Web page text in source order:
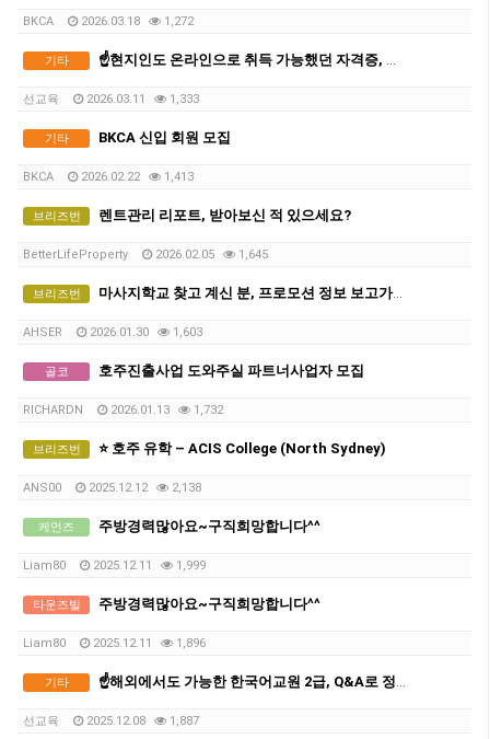
BKCA 2026.03.18 1,272
기타 ☝️현지인도 온라인으로 취득 가능했던 자격증, 곧 방식 바뀝니다
선교육 2026.03.11 1,333
기타 BKCA 신입 회원 모집
BKCA 2026.02.22 1,413
브리즈번 렌트관리 리포트, 받아보신 적 있으세요?
BetterLifeProperty 2026.02.05 1,645
브리즈번 마사지학교 찾고 계신 분, 프로모션 정보 보고가세요~
AHSER 2026.01.30 1,603
골코 호주진출사업 도와주실 파트너사업자 모집
RICHARDN 2026.01.13 1,732
브리즈번 ⭐ 호주 유학 – ACIS College (North Sydney)
ANS00 2025.12.12 2,138
케언즈 주방경력많아요~구직희망합니다^^
Liam80 2025.12.11 1,999
타운즈빌 주방경력많아요~구직희망합니다^^
Liam80 2025.12.11 1,896
기타 ☝️해외에서도 가능한 한국어교원 2급, Q&A로 정리했다!
선교육 2025.12.08 1,887